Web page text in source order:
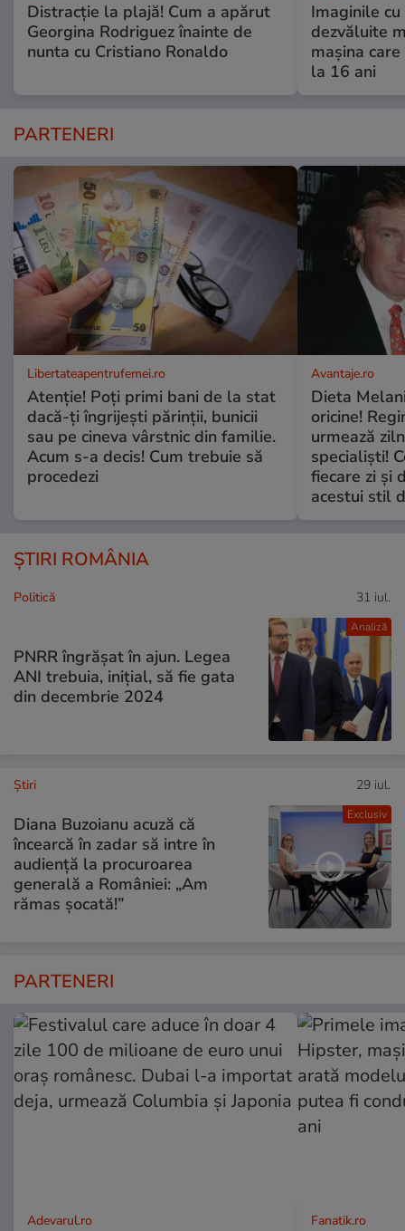
Distracție la plajă! Cum a apărut
Georgina Rodriguez înainte de
nunta cu Cristiano Ronaldo
Imaginile
dezvăluite
mașina
la 16 ani
PARTENERI
Libertateapentrufemei.ro
Atenție! Poți primi bani de la stat
dacă-ți îngrijești părinții, bunicii
sau pe cineva vârstnic din familie.
Acum s-a decis! Cum trebuie să
procedezi
Avantaje.ro
Dieta
oricine!
urmează
specialiști!
fiecare zi și
acestui stil
ȘTIRI ROMÂNIA
Analiză
Politică 31 iul.
PNRR îngrășat în ajun. Legea
ANI trebuia, inițial, să fie gata
din decembrie 2024
Exclusiv
Ştiri 29 iul.
Diana Buzoianu acuză că
încearcă în zadar să intre în
audiență la procuroarea
generală a României: „Am
rămas șocată!”
PARTENERI
Adevarul.ro Fanatik.ro